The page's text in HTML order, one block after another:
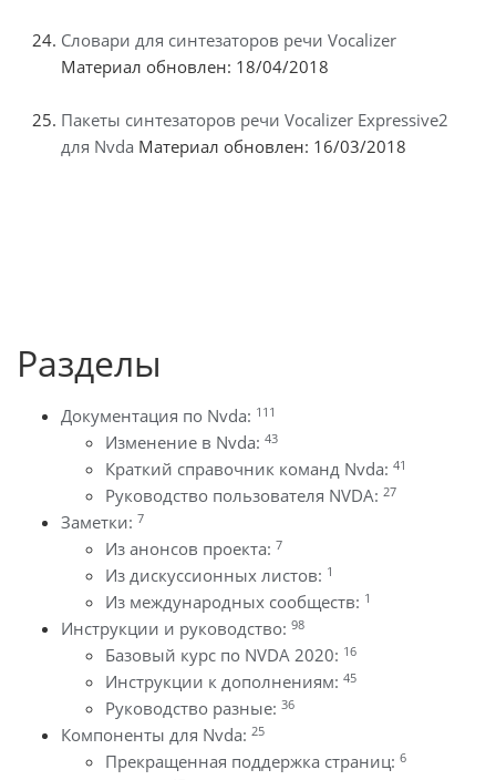
Словари для синтезаторов речи Vocalizer
Материал обновлен: 18/04/2018
Пакеты синтезаторов речи Vocalizer Expressive2
для Nvda Материал обновлен: 16/03/2018
Разделы
Документация по Nvda: 111
Изменение в Nvda: 43
Краткий справочник команд Nvda: 41
Руководство пользователя NVDA: 27
Заметки: 7
Из анонсов проекта: 7
Из дискуссионных листов: 1
Из международных сообществ: 1
Инструкции и руководство: 98
Базовый курс по NVDA 2020: 16
Инструкции к дополнениям: 45
Руководство разные: 36
Компоненты для Nvda: 25
Прекращенная поддержка страниц: 6